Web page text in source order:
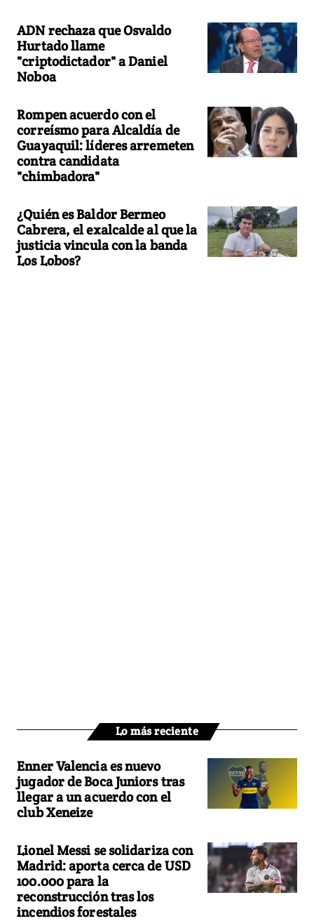
ADN rechaza que Osvaldo
Hurtado llame
"criptodictador" a Daniel
Noboa
Rompen acuerdo con el
correísmo para Alcaldía de
Guayaquil: líderes arremeten
contra candidata
"chimbadora"
¿Quién es Baldor Bermeo
Cabrera, el exalcalde al que la
justicia vincula con la banda
Los Lobos?
Lo más reciente
Enner Valencia es nuevo
jugador de Boca Juniors tras
llegar a un acuerdo con el
club Xeneize
Lionel Messi se solidariza con
Madrid: aporta cerca de USD
100.000 para la
reconstrucción tras los
incendios forestales